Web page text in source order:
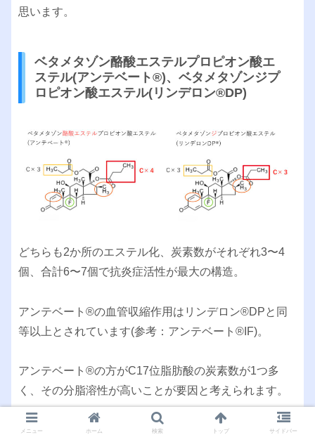
思います。
ベタメタゾン酪酸エステルプロピオン酸エ
ステル(アンテベート®︎)、ベタメタゾンジプ
ロピオン酸エステル(リンデロン®︎DP)
どちらも2か所のエステル化、炭素数がそれぞれ3〜4
個、合計6〜7個で抗炎症活性が最大の構造。
アンテベート®︎の血管収縮作用はリンデロン®︎DPと同
等以上とされています(参考：アンテベート®︎IF)。
アンテベート®︎の方がC17位脂肪酸の炭素数が1つ多
く、その分脂溶性が高いことが要因と考えられます。
メニュー ホーム 検索 トップ サイドバー